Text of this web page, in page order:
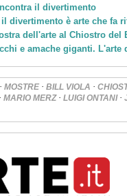
il divertimento
il divertimento è arte che fa
dell'arte al Chiostro del
e amache giganti.
· MOSTRE · BILL VIOLA ·
· MARIO MERZ· LUIGI ONTANI·